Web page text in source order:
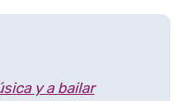
y a bailar